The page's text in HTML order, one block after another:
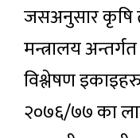
जसअनुसार कृषि
मन्त्रालय
विश्लेषण
२०७६/७७ का